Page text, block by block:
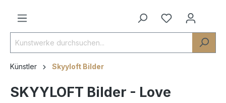
Künstler Skyyloft Bilder
SKYYLOFT Bilder - Love